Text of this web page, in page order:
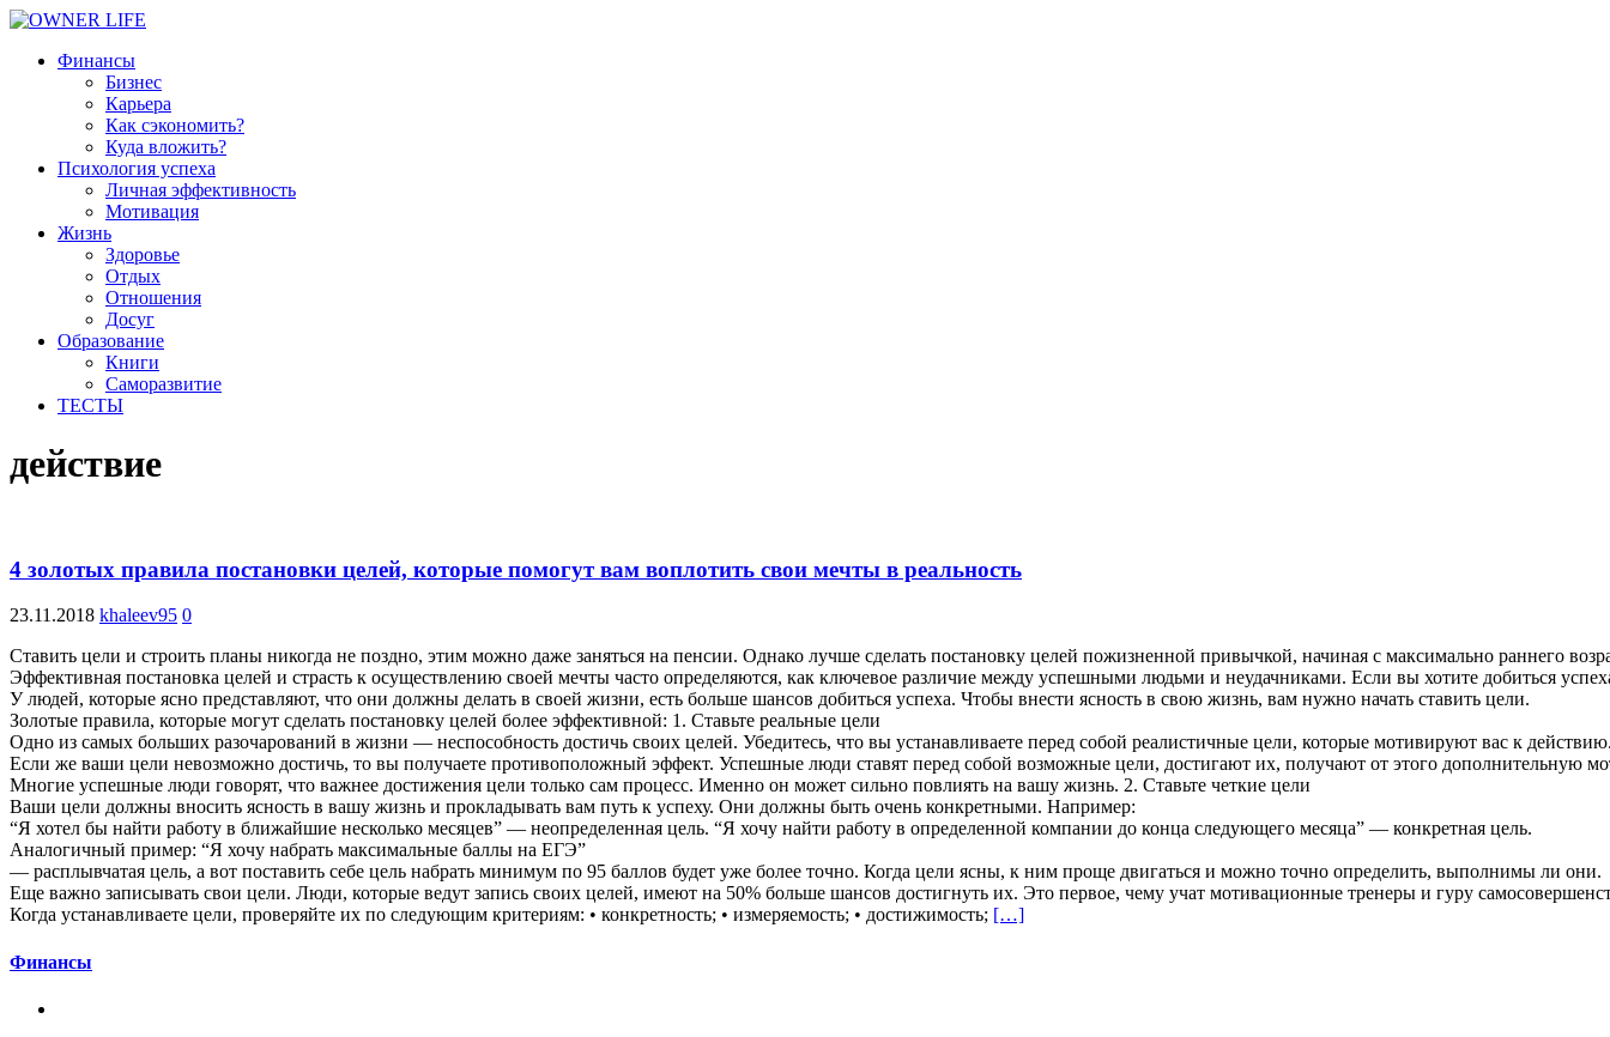
Финансы
Бизнес
Карьера
Как сэкономить?
Куда вложить?
Психология успеха
Личная эффективность
Мотивация
Жизнь
Здоровье
Отдых
Отношения
Досуг
Образование
Книги
Саморазвитие
ТЕСТЫ
действие
4 золотых правила постановки целей, которые помогут вам воплотить свои мечты в реальность
23.11.2018 khaleev95 0
Ставить цели и строить планы никогда не поздно, этим можно даже заняться на пенсии. Однако лучше сделать постановку целей пожизненной привычкой, начиная с максимально раннего
Эффективная постановка целей и страсть к осуществлению своей мечты часто определяются, как ключевое различие между успешными людьми и неудачниками. Если вы хотите добиться
У людей, которые ясно представляют, что они должны делать в своей жизни, есть больше шансов добиться успеха. Чтобы внести ясность в свою жизнь, вам нужно начать ставить цели.
Золотые правила, которые могут сделать постановку целей более эффективной: 1. Ставьте реальные цели
Одно из самых больших разочарований в жизни — неспособность достичь своих целей. Убедитесь, что вы устанавливаете перед собой реалистичные цели, которые мотивируют вас к
Если же ваши цели невозможно достичь, то вы получаете противоположный эффект. Успешные люди ставят перед собой возможные цели, достигают их, получают от этого дополнительную
Многие успешные люди говорят, что важнее достижения цели только сам процесс. Именно он может сильно повлиять на вашу жизнь. 2. Ставьте четкие цели
Ваши цели должны вносить ясность в вашу жизнь и прокладывать вам путь к успеху. Они должны быть очень конкретными. Например:
“Я хотел бы найти работу в ближайшие несколько месяцев” — неопределенная цель. “Я хочу найти работу в определенной компании до конца следующего месяца” — конкретная цель.
Аналогичный пример: “Я хочу набрать максимальные баллы на ЕГЭ”
— расплывчатая цель, а вот поставить себе цель набрать минимум по 95 баллов будет уже более точно. Когда цели ясны, к ним проще двигаться и можно точно определить, выполнимы ли они.
Еще важно записывать свои цели. Люди, которые ведут запись своих целей, имеют на 50% больше шансов достигнуть их. Это первое, чему учат мотивационные тренеры и гуру
Когда устанавливаете цели, проверяйте их по следующим критериям: • конкретность; • измеряемость; • достижимость; […]
Финансы